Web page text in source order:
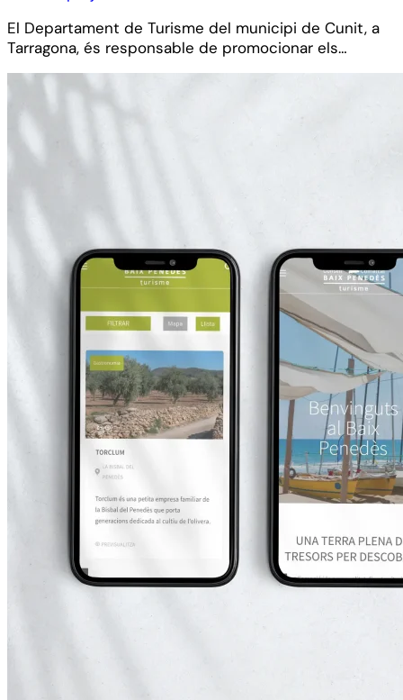
El Departament de Turisme del municipi de Cunit, a
Tarragona, és responsable de promocionar els…